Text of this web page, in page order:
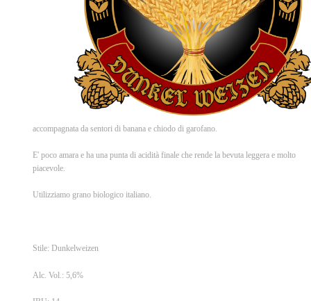
accompagnata da sentori di banana e chiodo di garofano.
E' poco amara e ha una punta di acidità finale che rende la bevuta leggera e molto
piacevole.
Utilizziamo grano biologico italiano.
Stile: Dunkelweizen
Alc. Vol.: 5,6%